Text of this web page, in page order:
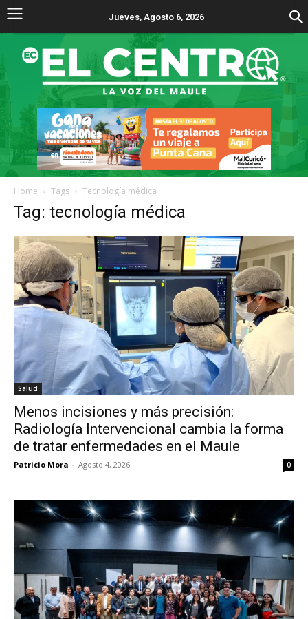
Jueves, Agosto 6, 2026
Home Tags Tecnología médica
Tag: tecnología médica
Salud
Menos incisiones y más precisión:
Radiología Intervencional cambia la forma
de tratar enfermedades en el Maule
Patricio Mora - Agosto 4, 2026 0